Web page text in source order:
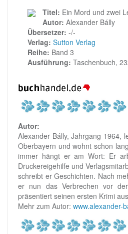
Titel: Ein Mord und zwei
Autor: Alexander Bálly
Übersetzer: -/-
Verlag: Sutton Verlag
Reihe: Band 3
Ausführung: Taschenbuch,
Autor:
Alexander Bálly, Jahrgang 1964,
Oberbayern und wohnt schon
immer hängt er am Wort: Er
Druckereigehilfe und
schreibt er Geschichten. Nach
er nun das Verbrechen vor
präsentiert seinen ersten Krimi
Mehr zum Autor: www.alexander-